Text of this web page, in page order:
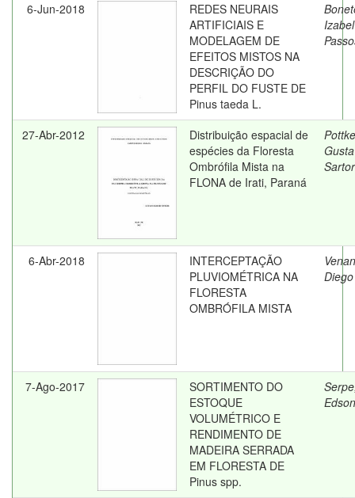
6-Jun-2018
REDES NEURAIS
ARTIFICIAIS E
MODELAGEM DE
EFEITOS MISTOS NA
DESCRIÇÃO DO
PERFIL DO FUSTE DE
Pinus taeda L.
Izabel
27-Abr-2012
Distribuição espacial de
espécies da Floresta
Ombrófila Mista na
FLONA de Irati, Paraná
6-Abr-2018
INTERCEPTAÇÃO
PLUVIOMÉTRICA NA
FLORESTA
OMBRÓFILA MISTA
7-Ago-2017
SORTIMENTO DO
ESTOQUE
VOLUMÉTRICO E
RENDIMENTO DE
MADEIRA SERRADA
EM FLORESTA DE
Pinus spp.